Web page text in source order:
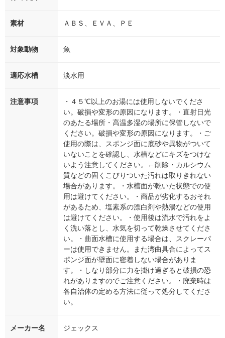
素材 ＡＢＳ、ＥＶＡ、ＰＥ
対象動物 魚
適応水槽 淡水用
注意事項
・４５℃以上のお湯には使用しないでくださ
い。破損や変形の原因になります。・直射日光
のあたる場所・高温多湿の場所に保管しないで
ください。破損や変形の原因になります。・ご
使用の際は、スポンジ面に底砂や異物がついて
いないことを確認し、水槽などにキズをつけな
いよう注意してください。←削除・カルシウム
質などの固くこびりついた汚れは取りきれない
場合があります。・水槽面が乾いた状態での使
用は避けてください。・商品が劣化するおそれ
があるため、塩素系の漂白剤や熱湯などの使用
は避けてください。・使用後は流水で汚れをよ
く洗い落とし、水気を切って乾燥させてくださ
い。・曲面水槽に使用する場合は、スクレーパ
ーは使用できません。また湾曲具合によってス
ポンジ面が壁面に密着しない場合がありま
す。・しなり部分に力を掛け過ぎると破損の恐
れがありますのでご注意ください。・廃棄時は
各自治体の定める方法に従って処分してくださ
い。
メーカー名 ジェックス